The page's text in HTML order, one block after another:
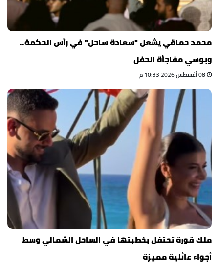
محمد حماقي يشعل "سعادة ساحل" في رأس الحكمة..
وبوسي مفاجأة الحفل
ملك قورة تحتفل بخطبتها في الساحل الشمالي وسط
أجواء عائلية مميزة